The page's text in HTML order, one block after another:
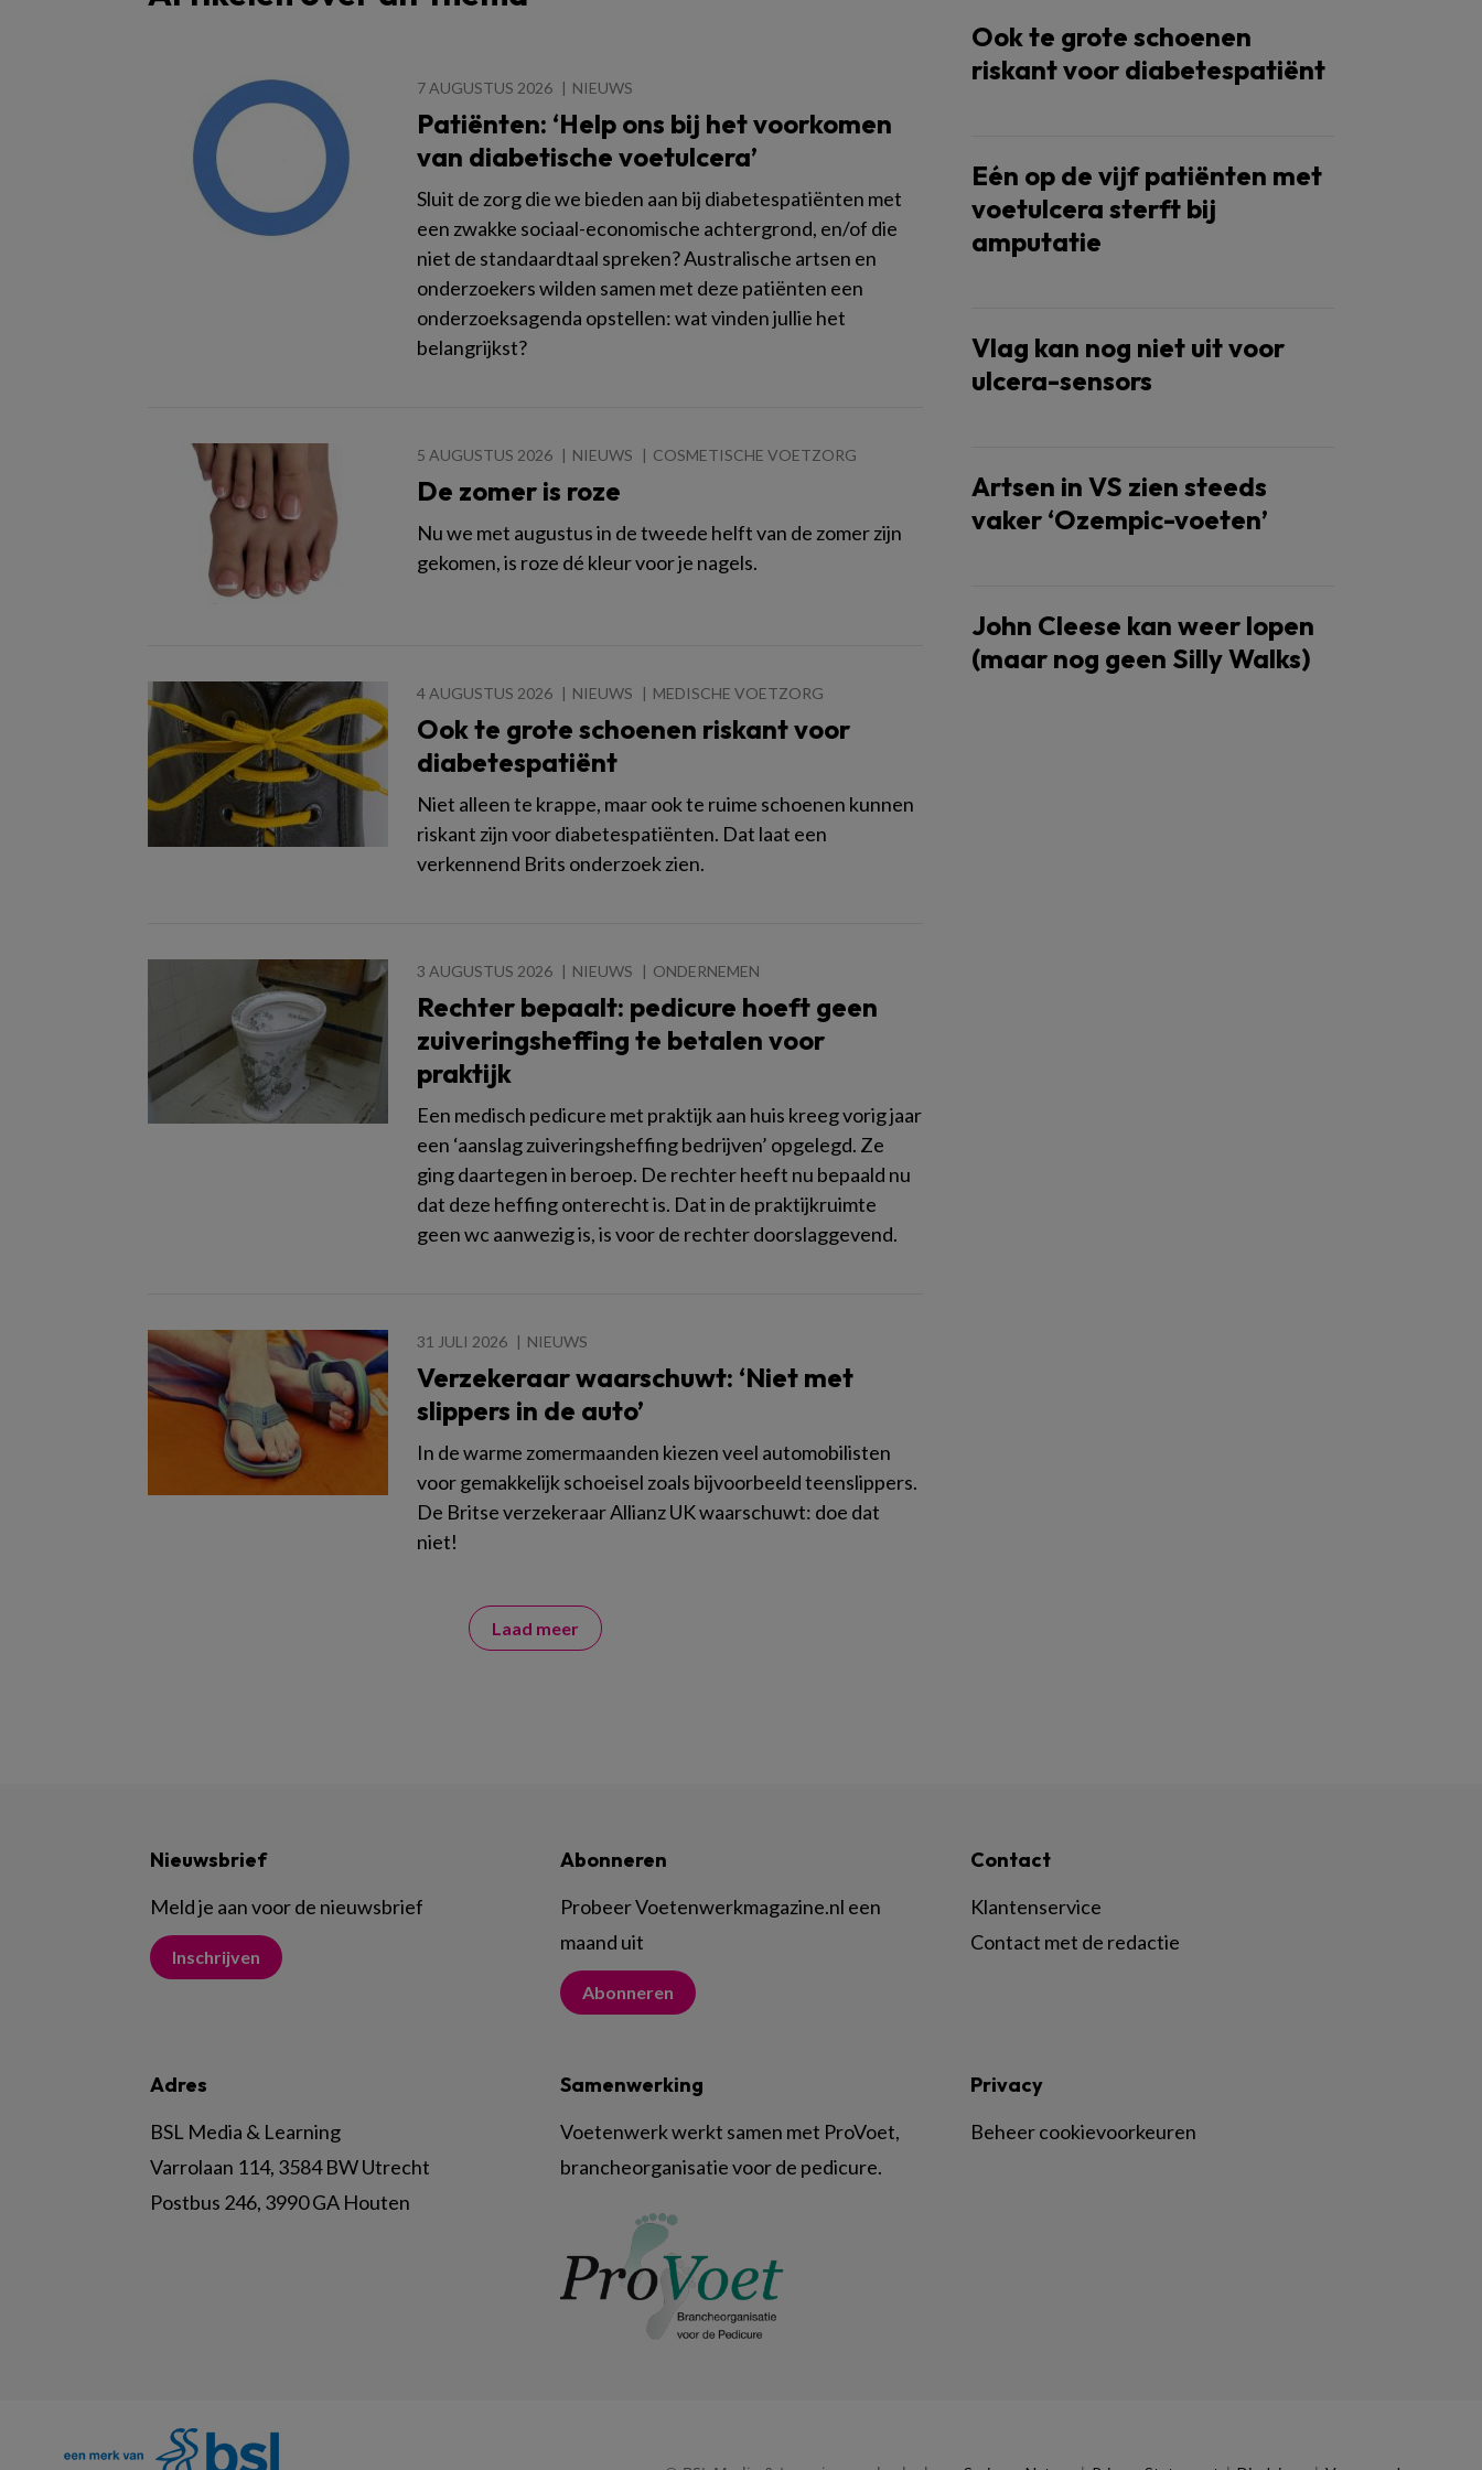
7 AUGUSTUS 2026 NIEUWS
Patiënten: ‘Help ons bij het voorkomen
van diabetische voetulcera’
Sluit de zorg die we bieden aan bij diabetespatiënten met
een zwakke sociaal-economische achtergrond, en/of die
niet de standaardtaal spreken? Australische artsen en
onderzoekers wilden samen met deze patiënten een
onderzoeksagenda opstellen: wat vinden jullie het
belangrijkst?
5 AUGUSTUS 2026 NIEUWS COSMETISCHE VOETZORG
De zomer is roze
Nu we met augustus in de tweede helft van de zomer zijn
gekomen, is roze dé kleur voor je nagels.
4 AUGUSTUS 2026 NIEUWS MEDISCHE VOETZORG
Ook te grote schoenen riskant voor
diabetespatiënt
Niet alleen te krappe, maar ook te ruime schoenen kunnen
riskant zijn voor diabetespatiënten. Dat laat een
verkennend Brits onderzoek zien.
3 AUGUSTUS 2026 NIEUWS ONDERNEMEN
Rechter bepaalt: pedicure hoeft geen
zuiveringsheffing te betalen voor
praktijk
Een medisch pedicure met praktijk aan huis kreeg vorig jaar
een ‘aanslag zuiveringsheffing bedrijven’ opgelegd. Ze
ging daartegen in beroep. De rechter heeft nu bepaald nu
dat deze heffing onterecht is. Dat in de praktijkruimte
geen wc aanwezig is, is voor de rechter doorslaggevend.
31 JULI 2026 NIEUWS
Verzekeraar waarschuwt: ‘Niet met
slippers in de auto’
In de warme zomermaanden kiezen veel automobilisten
voor gemakkelijk schoeisel zoals bijvoorbeeld teenslippers.
De Britse verzekeraar Allianz UK waarschuwt: doe dat
niet!
Laad meer
Ook te grote schoenen
riskant voor diabetespatiënt
Eén op de vijf patiënten met
voetulcera sterft bij
amputatie
Vlag kan nog niet uit voor
ulcera-sensors
Artsen in VS zien steeds
vaker ‘Ozempic-voeten’
John Cleese kan weer lopen
(maar nog geen Silly Walks)
Nieuwsbrief
Meld je aan voor de nieuwsbrief
Inschrijven
Abonneren
Probeer Voetenwerkmagazine.nl een
maand uit
Abonneren
Contact
Klantenservice
Contact met de redactie
Adres
BSL Media & Learning
Varrolaan 114, 3584 BW Utrecht
Postbus 246, 3990 GA Houten
Samenwerking
Voetenwerk werkt samen met ProVoet,
brancheorganisatie voor de pedicure.
Privacy
Beheer cookievoorkeuren